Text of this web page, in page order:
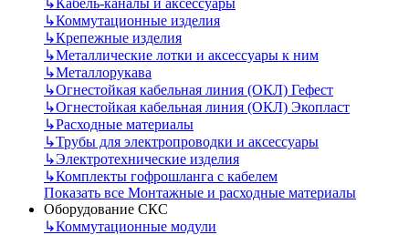
↳Кабель-каналы и аксессуары
↳Коммутационные изделия
↳Крепежные изделия
↳Металлические лотки и аксессуары к ним
↳Металлорукава
↳Огнестойкая кабельная линия (ОКЛ) Гефест
↳Огнестойкая кабельная линия (ОКЛ) Экопласт
↳Расходные материалы
↳Трубы для электропроводки и аксессуары
↳Электротехнические изделия
↳Комплекты гофрошланга с кабелем
Показать все Монтажные и расходные материалы
Оборудование СКС
↳Коммутационные модули